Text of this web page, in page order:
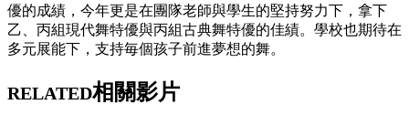
優的成績，今年更是在團隊老師與學生的堅持努力下，拿下
乙、丙組現代舞特優與丙組古典舞特優的佳績。學校也期待在
多元展能下，支持毎個孩子前進夢想的舞。
RELATED相關影片